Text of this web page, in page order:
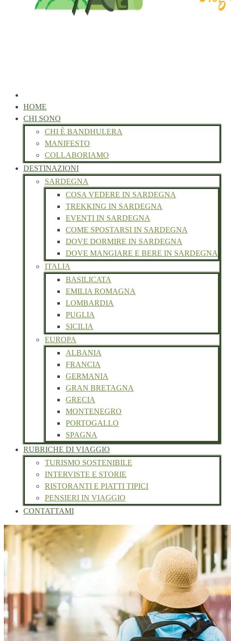
HOME
CHI SONO
CHI È BANDHULERA
MANIFESTO
COLLABORIAMO
DESTINAZIONI
SARDEGNA
COSA VEDERE IN SARDEGNA
TREKKING IN SARDEGNA
EVENTI IN SARDEGNA
COME SPOSTARSI IN SARDEGNA
DOVE DORMIRE IN SARDEGNA
DOVE MANGIARE E BERE IN SARDEGNA
ITALIA
BASILICATA
EMILIA ROMAGNA
LOMBARDIA
PUGLIA
SICILIA
EUROPA
ALBANIA
FRANCIA
GERMANIA
GRAN BRETAGNA
GRECIA
MONTENEGRO
PORTOGALLO
SPAGNA
RUBRICHE DI VIAGGIO
TURISMO SOSTENIBILE
INTERVISTE E STORIE
RISTORANTI E PIATTI TIPICI
PENSIERI IN VIAGGIO
CONTATTAMI